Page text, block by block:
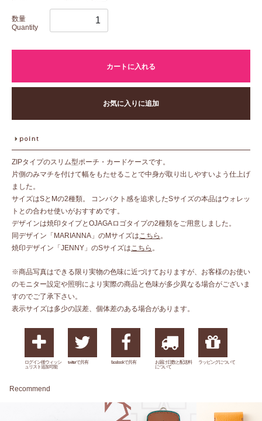
数量
Quantity
カートに入れる
お気に入りに追加
ZIPタイプのスリム型ポーチ・カードケースです。
片側のみマチを付けて幅をもたせることで中身が取り出しやすいよう仕上げ
ました。
サイズはSとMの2種類。 コンパクト感を追求したSサイズの本品はウォレッ
トとの合わせ使いがおすすめです。
デザインは焼印タイプとOJAGAロゴタイプの2種類をご用意しました。
同デザイン「MARIANNA」のMサイズはこちら 。
焼印デザイン「JENNY」のSサイズはこちら 。
※商品写真はできる限り実物の色味に近づけておりますが、お客様のお使い
のモニター設定や照明により実際の商品と色味が多少異なる場合がございま
すのでご了承下さい。
表示サイズは多少の誤差、個体差のある場合があります。
ログイン後ウィッシ
ュリスト追加可能
twitterで共有 facebookで共有
お届け日数と配送料
について
ラッピングについて
Recommend